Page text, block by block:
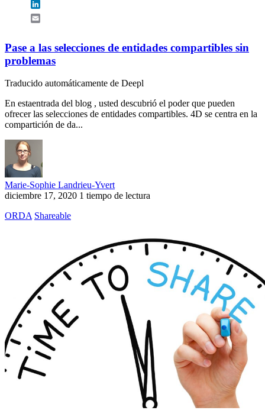
Pase a las selecciones de entidades compartibles sin
problemas
Traducido automáticamente de Deepl
En estaentrada del blog , usted descubrió el poder que pueden
ofrecer las selecciones de entidades compartibles. 4D se centra en la
compartición de da...
Marie-Sophie Landrieu-Yvert
diciembre 17, 2020 1 tiempo de lectura
ORDA Shareable